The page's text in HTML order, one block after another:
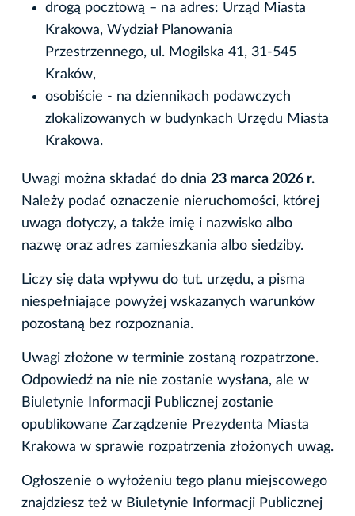
drogą pocztową – na adres: Urząd Miasta
Krakowa, Wydział Planowania
Przestrzennego, ul. Mogilska 41, 31-545
Kraków,
osobiście - na dziennikach podawczych
zlokalizowanych w budynkach Urzędu Miasta
Krakowa.
Uwagi można składać do dnia 23 marca 2026 r.
Należy podać oznaczenie nieruchomości, której
uwaga dotyczy, a także imię i nazwisko albo
nazwę oraz adres zamieszkania albo siedziby.
Liczy się data wpływu do tut. urzędu, a pisma
niespełniające powyżej wskazanych warunków
pozostaną bez rozpoznania.
Uwagi złożone w terminie zostaną rozpatrzone.
Odpowiedź na nie nie zostanie wysłana, ale w
Biuletynie Informacji Publicznej zostanie
opublikowane Zarządzenie Prezydenta Miasta
Krakowa w sprawie rozpatrzenia złożonych uwag.
Ogłoszenie o wyłożeniu tego planu miejscowego
znajdziesz też w Biuletynie Informacji Publicznej